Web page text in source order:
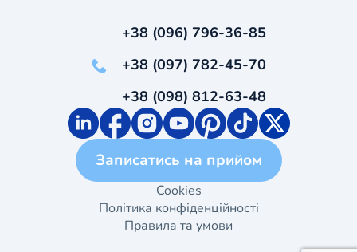
+38 (096) 796-36-85
+38 (097) 782-45-70
+38 (098) 812-63-48
Записатись на прийом
Cookies
Політика конфіденційності
Правила та умови